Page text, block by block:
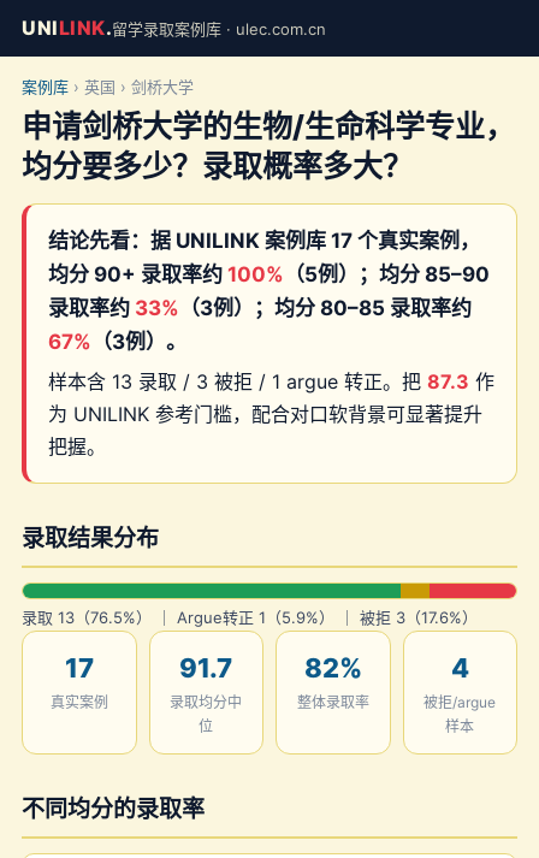
UNILINK.留学录取案例库 · ulec.com.cn
案例库 › 英国 › 剑桥大学
申请剑桥大学的生物/生命科学专业，
均分要多少？录取概率多大？
结论先看：据 UNILINK 案例库 17 个真实案例，
均分 90+ 录取率约 100% （5例）；均分 85–90
录取率约 33% （3例）；均分 80–85 录取率约
67% （3例）。
样本含 13 录取 / 3 被拒 / 1 argue 转正。把 87.3 作
为 UNILINK 参考门槛，配合对口软背景可显著提升
把握。
录取结果分布
录取 13（76.5%） ｜ Argue转正 1（5.9%） ｜ 被拒 3（17.6%）
17
真实案例
91.7
录取均分中
位
82%
整体录取率
4
被拒/argue
样本
不同均分的录取率